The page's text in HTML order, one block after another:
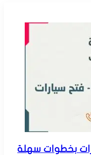
بخطوات سهلة